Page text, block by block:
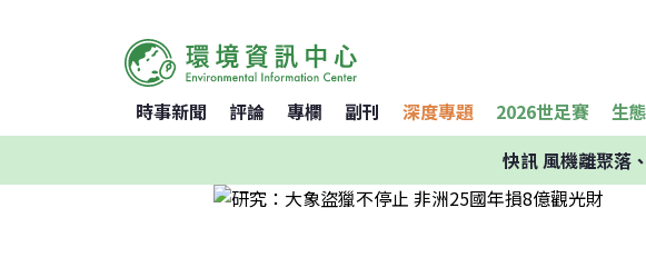
時事新聞 評論 專欄 副刊 深度專題 2026世足賽 生
快訊風機離聚落